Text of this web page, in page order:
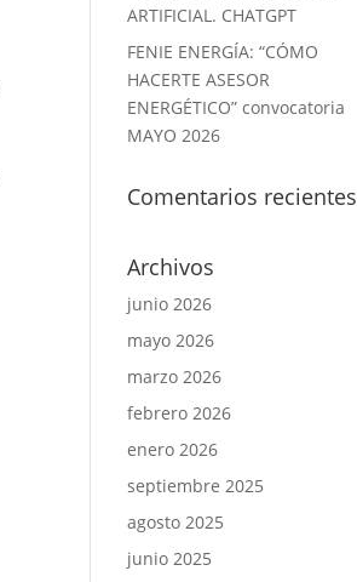
ARTIFICIAL. CHATGPT
FENIE ENERGÍA: “CÓMO
HACERTE ASESOR
ENERGÉTICO” convocatoria
MAYO 2026
Comentarios recientes
Archivos
junio 2026
mayo 2026
marzo 2026
febrero 2026
enero 2026
septiembre 2025
agosto 2025
junio 2025